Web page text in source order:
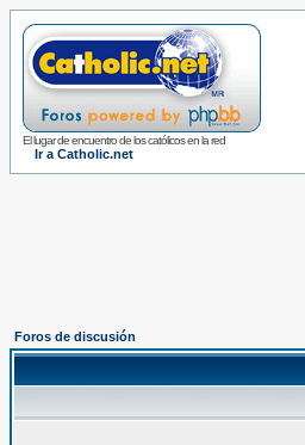
El lugar de encuentro de los católicos en la red
Ir a Catholic.net
Foros de discusión